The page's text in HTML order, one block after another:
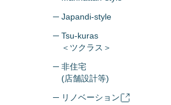
─ Japandi-style
─ Tsu-kuras
＜ツクラス＞
─ 非住宅
(店舗設計等)
─ リノベーション